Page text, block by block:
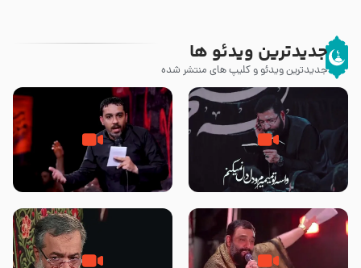
جدیدترین ویدئو ها
جدیدترین ویدئو و کلیپ های منتشر شده
مصداق کربلا – حاج حسین سیب
سرخی
شور ، حسینا! به‌ حق زهرا «أُنْظُرْ
إِلَینا» – عزاداری شب هفتم ماه